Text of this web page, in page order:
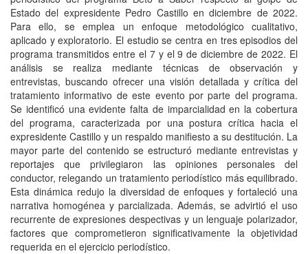
Estado del expresidente Pedro Castillo en diciembre de 2022.
Para ello, se emplea un enfoque metodológico cualitativo,
aplicado y exploratorio. El estudio se centra en tres episodios del
programa transmitidos entre el 7 y el 9 de diciembre de 2022. El
análisis se realiza mediante técnicas de observación y
entrevistas, buscando ofrecer una visión detallada y crítica del
tratamiento informativo de este evento por parte del programa.
Se identificó una evidente falta de imparcialidad en la cobertura
del programa, caracterizada por una postura crítica hacia el
expresidente Castillo y un respaldo manifiesto a su destitución. La
mayor parte del contenido se estructuró mediante entrevistas y
reportajes que privilegiaron las opiniones personales del
conductor, relegando un tratamiento periodístico más equilibrado.
Esta dinámica redujo la diversidad de enfoques y fortaleció una
narrativa homogénea y parcializada. Además, se advirtió el uso
recurrente de expresiones despectivas y un lenguaje polarizador,
factores que comprometieron significativamente la objetividad
requerida en el ejercicio periodístico.